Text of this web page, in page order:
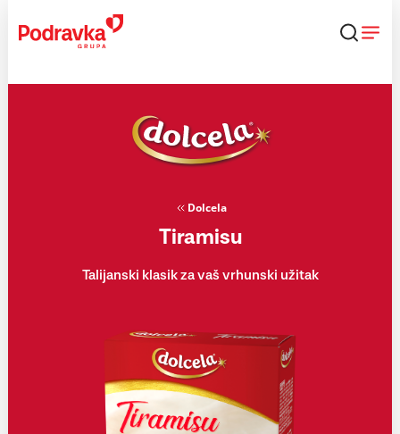
content
Dolcela
Tiramisu
Talijanski klasik za vaš vrhunski užitak